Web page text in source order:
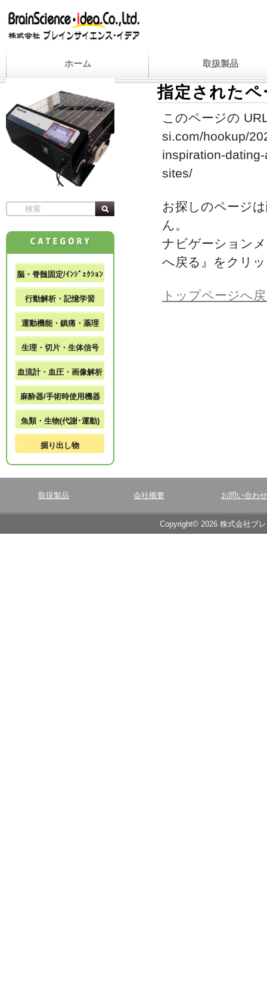
ホーム 取扱製品
指定された
このページの
si.com/hookup/
inspiration-
sites/
お探しのページ
ん。
ナビゲーション
へ戻る』をクリ
トップページへ
脳・脊髄固定/ｲﾝｼﾞｪｸｼｮﾝ
行動解析・記憶学習
運動機能・鎮痛・薬理
生理・切片・生体信号
血流計・血圧・画像解析
麻酔器/手術時使用機器
魚類・生物(代謝･運動)
掘り出し物
取扱製品 会社概要 お問い合わせ
Copyright© 2026 株式会社ブ